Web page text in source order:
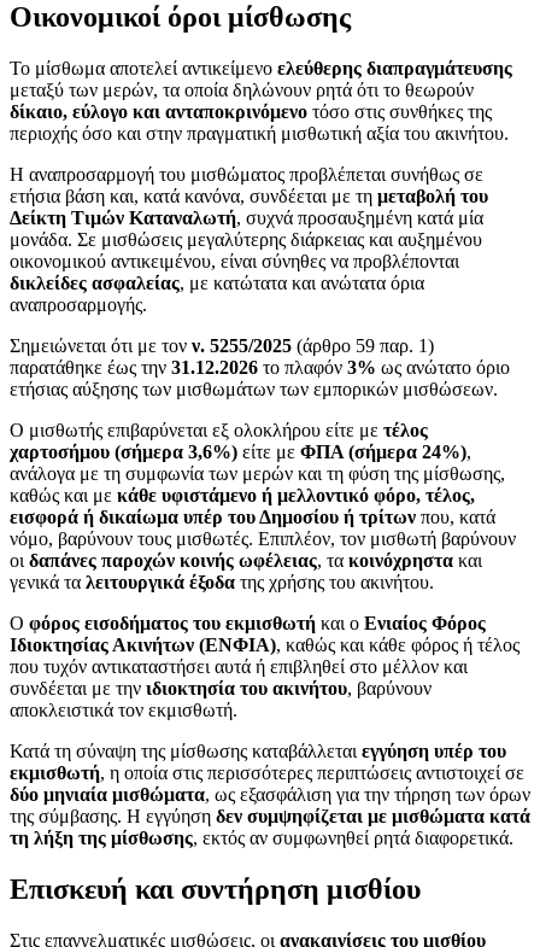
Οικονομικοί όροι μίσθωσης
Το μίσθωμα αποτελεί αντικείμενο ελεύθερης διαπραγμάτευσης
μεταξύ των μερών, τα οποία δηλώνουν ρητά ότι το θεωρούν
δίκαιο, εύλογο και ανταποκρινόμενο τόσο στις συνθήκες της
περιοχής όσο και στην πραγματική μισθωτική αξία του ακινήτου.
Η αναπροσαρμογή του μισθώματος προβλέπεται συνήθως σε
ετήσια βάση και, κατά κανόνα, συνδέεται με τη μεταβολή του
Δείκτη Τιμών Καταναλωτή, συχνά προσαυξημένη κατά μία
μονάδα. Σε μισθώσεις μεγαλύτερης διάρκειας και αυξημένου
οικονομικού αντικειμένου, είναι σύνηθες να προβλέπονται
δικλείδες ασφαλείας, με κατώτατα και ανώτατα όρια
αναπροσαρμογής.
Σημειώνεται ότι με τον ν. 5255/2025 (άρθρο 59 παρ. 1)
παρατάθηκε έως την 31.12.2026 το πλαφόν 3% ως ανώτατο όριο
ετήσιας αύξησης των μισθωμάτων των εμπορικών μισθώσεων.
Ο μισθωτής επιβαρύνεται εξ ολοκλήρου είτε με τέλος
χαρτοσήμου (σήμερα 3,6%) είτε με ΦΠΑ (σήμερα 24%),
ανάλογα με τη συμφωνία των μερών και τη φύση της μίσθωσης,
καθώς και με κάθε υφιστάμενο ή μελλοντικό φόρο, τέλος,
εισφορά ή δικαίωμα υπέρ του Δημοσίου ή τρίτων που, κατά
νόμο, βαρύνουν τους μισθωτές. Επιπλέον, τον μισθωτή βαρύνουν
οι δαπάνες παροχών κοινής ωφέλειας, τα κοινόχρηστα και
γενικά τα λειτουργικά έξοδα της χρήσης του ακινήτου.
Ο φόρος εισοδήματος του εκμισθωτή και ο Ενιαίος Φόρος
Ιδιοκτησίας Ακινήτων (ΕΝΦΙΑ), καθώς και κάθε φόρος ή τέλος
που τυχόν αντικαταστήσει αυτά ή επιβληθεί στο μέλλον και
συνδέεται με την ιδιοκτησία του ακινήτου, βαρύνουν
αποκλειστικά τον εκμισθωτή.
Κατά τη σύναψη της μίσθωσης καταβάλλεται εγγύηση υπέρ του
εκμισθωτή, η οποία στις περισσότερες περιπτώσεις αντιστοιχεί σε
δύο μηνιαία μισθώματα, ως εξασφάλιση για την τήρηση των όρων
της σύμβασης. Η εγγύηση δεν συμψηφίζεται με μισθώματα κατά
τη λήξη της μίσθωσης, εκτός αν συμφωνηθεί ρητά διαφορετικά.
Επισκευή και συντήρηση μισθίου
Στις επαγγελματικές μισθώσεις, οι ανακαινίσεις του μισθίου